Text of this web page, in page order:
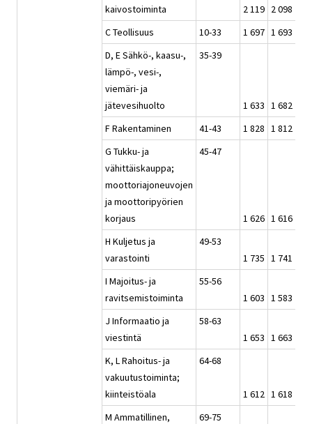
kaivostoiminta
2 119 2 098
C Teollisuus
10-33 1 697 1 693
D, E Sähkö-, kaasu-,
lämpö-, vesi-,
viemäri- ja
jätevesihuolto
35-39
1 633 1 682
F Rakentaminen
41-43 1 828 1 812
G Tukku- ja
vähittäiskauppa;
moottoriajoneuvojen
ja moottoripyörien
korjaus
45-47
1 626 1 616
H Kuljetus ja
varastointi
49-53
1 735 1 741
I Majoitus- ja
ravitsemistoiminta
55-56
1 603 1 583
J Informaatio ja
viestintä
58-63
1 653 1 663
K, L Rahoitus- ja
vakuutustoiminta;
kiinteistöala
64-68
1 612 1 618
M Ammatillinen,
69-75